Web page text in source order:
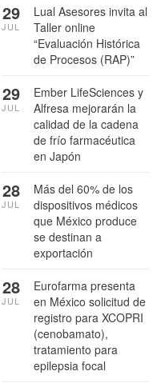
Lual Asesores invita al
Taller online
“Evaluación Histórica
de Procesos (RAP)”
29
JUL
Ember LifeSciences y
Alfresa mejorarán la
calidad de la cadena
de frío farmacéutica
en Japón
29
JUL
Más del 60% de los
dispositivos médicos
que México produce
se destinan a
exportación
28
JUL
Eurofarma presenta
en México solicitud de
registro para XCOPRI
(cenobamato),
tratamiento para
epilepsia focal
28
JUL